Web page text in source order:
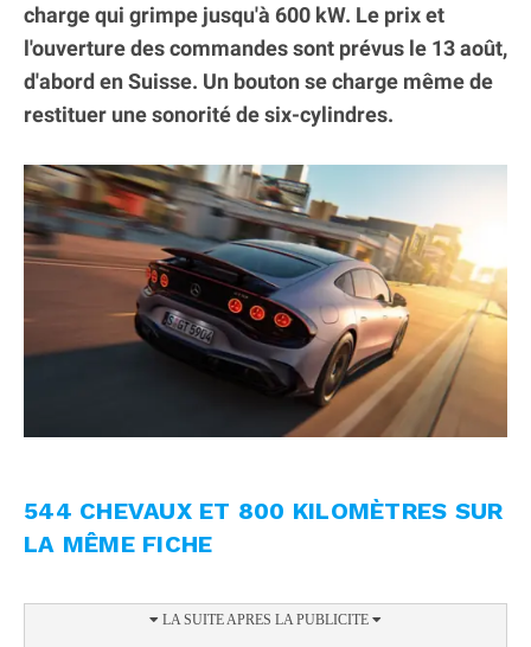
charge qui grimpe jusqu'à 600 kW. Le prix et
l'ouverture des commandes sont prévus le 13 août,
d'abord en Suisse. Un bouton se charge même de
restituer une sonorité de six-cylindres.
544 CHEVAUX ET 800 KILOMÈTRES SUR
LA MÊME FICHE